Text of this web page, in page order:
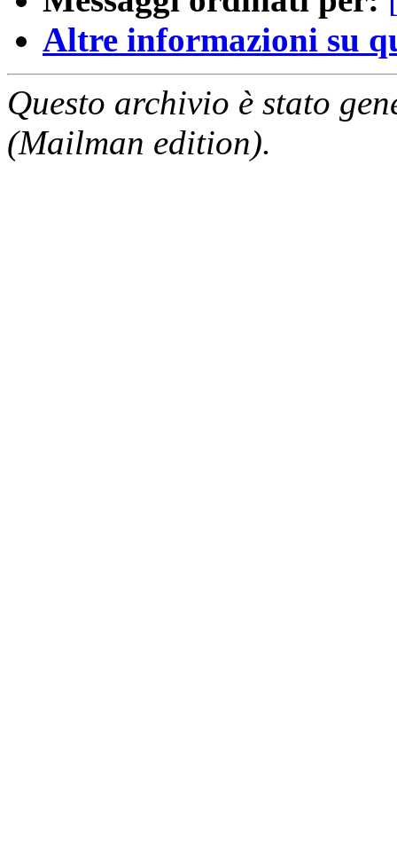
Altre informazioni su
Questo archivio è stato
(Mailman edition).